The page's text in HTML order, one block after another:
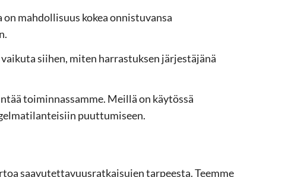
mah­dol­li­suus kokea on­nis­tu­van­sa
sii­hen, miten har­ras­tuk­sen jär­jes­tä­jä­nä
toi­min­nas­sam­me. Meil­lä on käy­tös­sä
puut­tu­mi­seen.
saa­vu­tet­ta­vuus­rat­kai­su­jen tar­pees­ta. Teem­me